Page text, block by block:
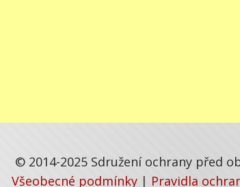
© 2014-2025 Sdružení ochrany před
Všeobecné podmínky | Pravidla